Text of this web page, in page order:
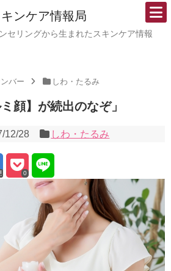
ンケア情報局
セリングから生まれたスキンケア情報
バー しわ・たるみ
顔】が続出のなぞ」
12/28 しわ・たるみ
0